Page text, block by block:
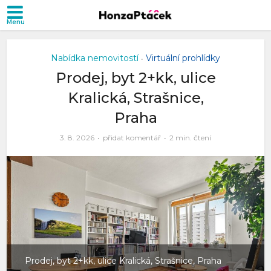
Nabídka nemovitostí • Virtuální prohlídky
Prodej, byt 2+kk, ulice
Kralická, Strašnice,
Praha
3. 8. 2026 přidat komentář 2 min. čtení
Prodej, byt 2+kk, ulice Kralická, Strašnice, Praha